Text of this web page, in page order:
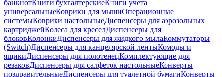
банкнотКниги бухгалтерскиеКниги учета
универсальныеКоврики для мышиОперационные
системыКоврики настольныеДиспенсеры для аэрозольных
картриджейКолеса для креселДиспенсеры для
блоковКолонкиДиспенсеры для жидкого мылаКоммутаторы
(Switch)Диспенсеры для канцелярской лентыКомоды и
ящикиДиспенсеры для полотенецКомплектующие для
резаковДиспенсеры для салфеток настольныеКонверты
поздравительныеДиспенсеры для туалетной бумагиКонверты